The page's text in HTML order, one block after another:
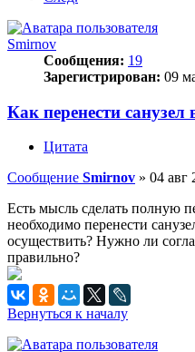
Smirnov
Сообщения: 19
Зарегистрирован: 09
Как перенести санузел
Цитата
Сообщение Smirnov » 04 авг
Есть мысль сделать полную
необходимо перенести
осуществить? Нужно ли
правильно?
Вернуться к началу